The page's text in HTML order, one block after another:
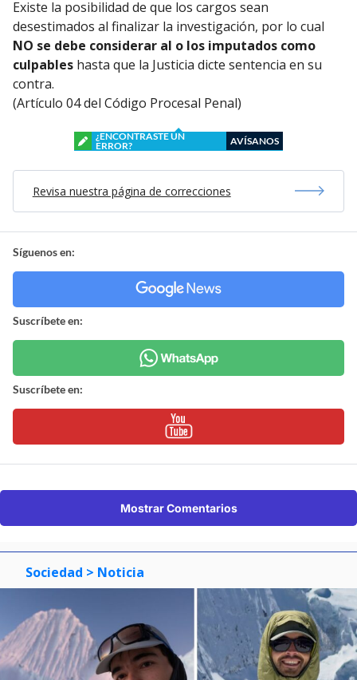
Existe la posibilidad de que los cargos sean
desestimados al finalizar la investigación, por lo cual
NO se debe considerar al o los imputados como
culpables hasta que la Justicia dicte sentencia en su
contra.
(Artículo 04 del Código Procesal Penal)
¿ENCONTRASTE UN
ERROR?
AVÍSANOS
Revisa nuestra página de correcciones
Síguenos en:
Suscríbete en:
Suscríbete en:
Mostrar Comentarios
Sociedad > Noticia